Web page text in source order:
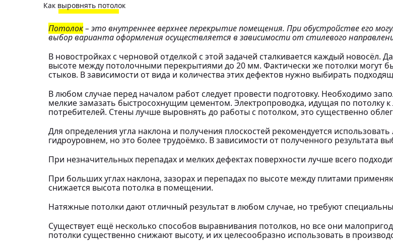
Как выровнять потолок
Потолок– это внутреннее верхнее перекрытие помещения. При обустройстве его
выбор варианта оформления осуществляется в зависимости от стилевого
В новостройках с черновой отделкой с этой задачей сталкивается каждый
высоте между потолочными перекрытиями до 20 мм. Фактически же потолки могут
стыков. В зависимости от вида и количества этих дефектов нужно выбирать
В любом случае перед началом работ следует провести подготовку. Необходимо
мелкие замазать быстросохнущим цементом. Электропроводка, идущая по потолку
потребителей. Стены лучше выровнять до работы с потолком, это существенно
Для определения угла наклона и получения плоскостей рекомендуется
гидроуровнем, но это более трудоёмко. В зависимости от полученного результата
При незначительных перепадах и мелких дефектах поверхности лучше всего
При больших углах наклона, зазорах и перепадах по высоте между плитами
снижается высота потолка в помещении.
Натяжные потолки дают отличный результат в любом случае, но требуют
Существует ещё несколько способов выравнивания потолков, но все они
потолки существенно снижают высоту, и их целесообразно использовать в